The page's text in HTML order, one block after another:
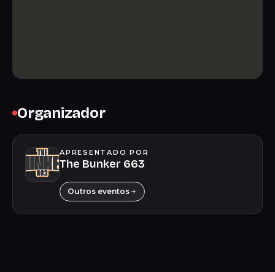
Organizador
APRESENTADO POR
The Bunker 663
Outros eventos